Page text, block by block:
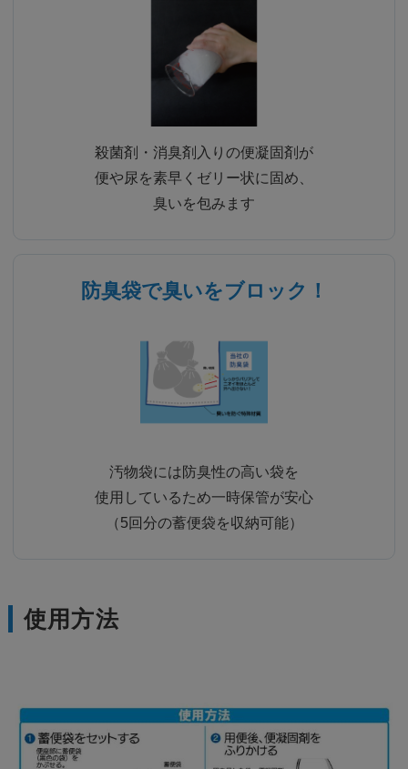
殺菌剤・消臭剤入りの便凝固剤が
便や尿を素早くゼリー状に固め、
臭いを包みます
防臭袋で臭いをブロック！
汚物袋には防臭性の高い袋を
使用しているため一時保管が安心
（5回分の蓄便袋を収納可能）
使用方法